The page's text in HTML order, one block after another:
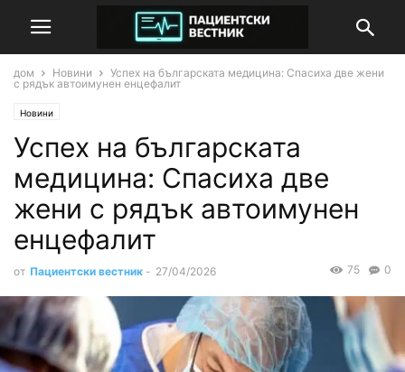
дом Новини
Успех на българската медицина: Спасиха две жени
с рядък автоимунен енцефалит
Новини
Успех на българската
медицина: Спасиха две
жени с рядък автоимунен
енцефалит
от Пациентски вестник - 27/04/2026 0
75